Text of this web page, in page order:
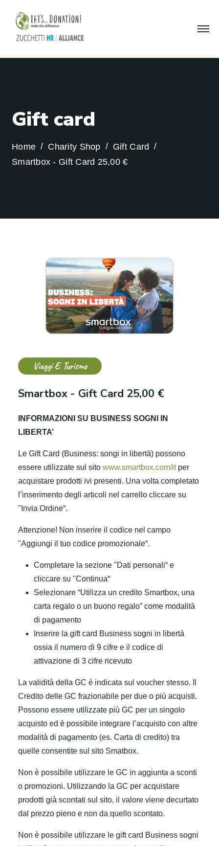
Gift card
Home Charity Shop
Gift Card
Smartbox - Gift Card 25,00 €
Viaggi E Turismo
Smartbox - Gift Card 25,00 €
INFORMAZIONI SU BUSINESS SOGNI IN
LIBERTA’
Le Gift Card (Business: songi in libertà) possono
essere utilizzate sul sitowww.smartbox.com/itper
acquistare prodotti ivi presenti. Una volta completato
l’inserimento degli articoli nel carrello cliccare su
"Invia Ordine“.
Attenzione! Non inserire il codice nel campo
"Aggiungi il tuo codice promozionale“.
Completare la sezione "Dati personali“ e
cliccare su "Continua“
Selezionare “Utilizza un credito Smartbox, una
carta regalo o un buono regalo” come modalità
di pagamento
Inserire la gift card Business sogni in libertà
ossia il numero di 9 cifre e il codice di
attivazione di 3 cifre ricevuto
La validità della GC è indicata sul voucher stesso. Il
Credito delle GC frazionabile per due o più acquisti.
Possono essere utilizzate più GC per un singolo
acquisto ed è possibile integrare l’acquisto con altre
modalità di pagamento (es. Carta di credito) tra
quelle consentite sul sito Smatbox.
Non è possibile utilizzare le GC in aggiunta a sconti
o promozioni. Utilizzando la GC per acquistare
prodotti già scontati sul sito, il valore viene decurtato
dal prezzo pieno e non da quello scontato.
Non è possibile utilizzare le gift card Business sogni